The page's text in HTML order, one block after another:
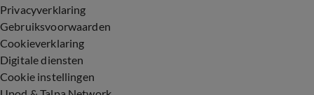
Privacyverklaring
Gebruiksvoorwaarden
Cookieverklaring
Digitale diensten
Cookie instellingen